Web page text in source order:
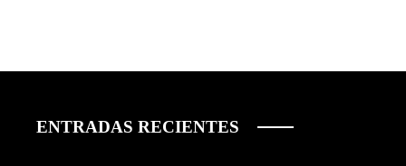
ENTRADAS RECIENTES